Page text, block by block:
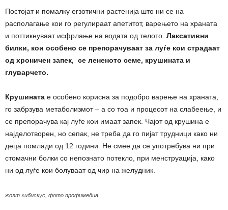
Постојат и помалку егзотични растенија што ни се на
располагање кои го регулираат апетитот, варењето на храната
и поттикнуваат исфрлање на водата од телото. Лаксативни
билки, кои особено се препорачуваат за луѓе кои страдаат
од хроничен запек, се лененото семе, крушината и
глуварчето.
Крушината е особено корисна за подобро варење на храната,
го забрзува метаболизмот – а со тоа и процесот на слабеење, и
се препорачува кај луѓе кои имаат запек. Чајот од крушина е
најделотворен, но сепак, не треба да го пијат трудници како ни
деца помлади од 12 години. Не смее да се употребува ни при
стомачни болки со непознато потекло, при менструација, како
ни од луѓе кои болуваат од чир на желудник.
жолт хибискус, фото профимедиа